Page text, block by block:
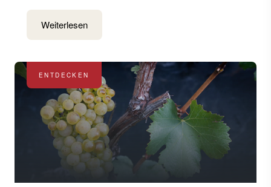
Weiterlesen
ENTDECKEN